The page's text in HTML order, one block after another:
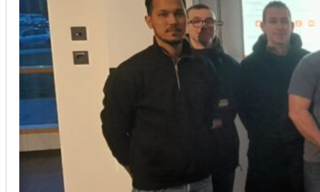
Installation von Klimaanlagen
SERVICE
Wir legen großen Wert auf Qualität und
Kundenzufriedenheit. Bei der Installation von
Klimaanlagen verwenden wir nur hochwertige
Produkte führender Hersteller und gewährleisten,
dass jede Installation nicht nur effizient, sondern
auch energieeinsparend ist.